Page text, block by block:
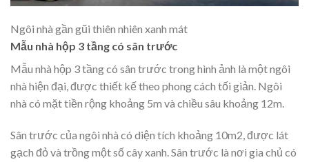
Ngôi nhà gần gũi thiên nhiên xanh mát
Mẫu nhà hộp 3 tầng có sân trước
Mẫu nhà hộp 3 tầng có sân trước trong hình ảnh là một ngôi
nhà hiện đại, được thiết kế theo phong cách tối giản. Ngôi
nhà có mặt tiền rộng khoảng 5m và chiều sâu khoảng 12m.
Sân trước của ngôi nhà có diện tích khoảng 10m2, được lát
gạch đỏ và trồng một số cây xanh. Sân trước là nơi gia chủ có